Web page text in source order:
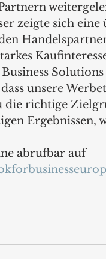
zeigte sich
unsere
die richtige
Ergebnissen,
abrufbar auf